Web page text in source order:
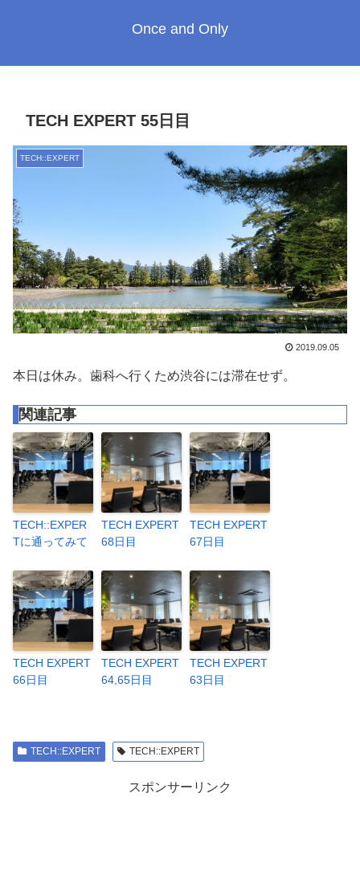
Once and Only
TECH EXPERT 55日目
TECH::EXPERT
2019.09.05
本日は休み。歯科へ行くため渋谷には滞在せず。
関連記事
TECH::EXPER
Tに通ってみて
TECH EXPERT
68日目
TECH EXPERT
67日目
TECH EXPERT
66日目
TECH EXPERT
64,65日目
TECH EXPERT
63日目
TECH::EXPERT TECH::EXPERT
スポンサーリンク